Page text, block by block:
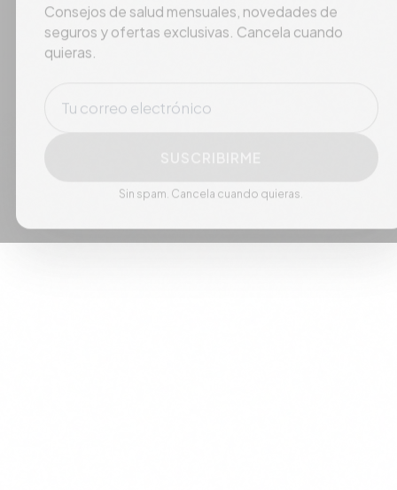
Consejos de salud mensuales, novedades de
seguros y ofertas exclusivas. Cancela cuando
quieras.
Sin spam. Cancela cuando quieras.